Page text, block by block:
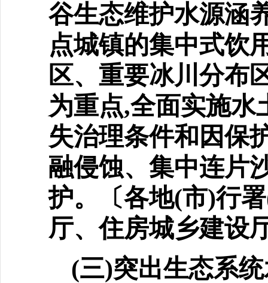
谷生态维护水源涵
点城镇的集中式饮
区、重要冰川分布
为重点,全面实施水
失治理条件和因保
融侵蚀、集中连片
护。〔各地(市)行
厅、住房城乡建设
(三)突出生态系